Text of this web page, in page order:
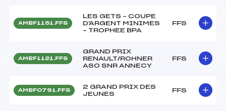
AMBF1151.FFS
LES GETS – COUPE
D'ARGENT MINIMES
– TROPHEE BPA
FFS
AMBF1121.FFS
GRAND PRIX
RENAULT/ROHNER
ASO SNR ANNECY
FFS
AMBF0791.FFS
2 GRAND PRIX DES
JEUNES
FFS